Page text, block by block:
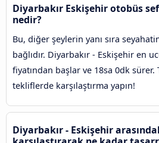
Diyarbakır Eskişehir otobüs
nedir?
Bu, diğer şeylerin yanı sıra
bağlıdır. Diyarbakır - Eskişehir en
fiyatından başlar ve 18sa 0dk
tekliflerde karşılaştırma yapın!
Diyarbakır - Eskişehir